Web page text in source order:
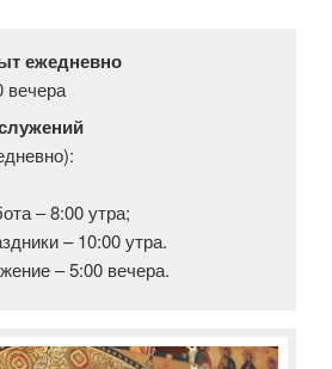
ежедневно
вечера
– 8:00 утра;
– 10:00 утра.
– 5:00 вечера.